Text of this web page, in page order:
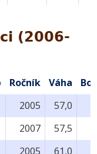
(2006-
Ročník Váha
2005
57,0
2007
57,5
2005 61,0